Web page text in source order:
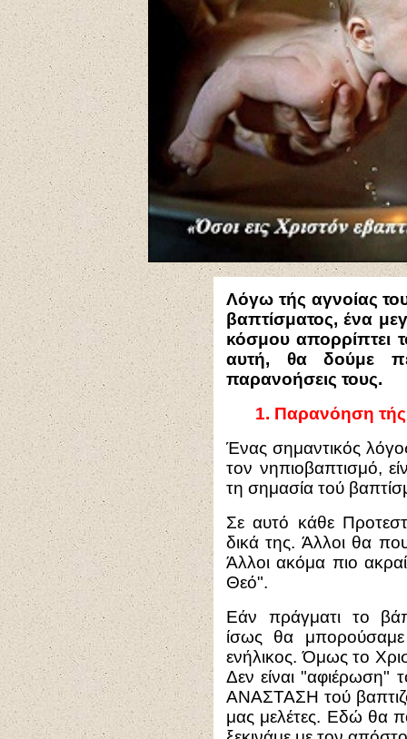
Λόγω τής αγνοίας
βαπτίσματος, ένα
κόσμου απορρίπτει
αυτή, θα δούμε
παρανοήσεις τους.
1. Παρανόηση τής
Ένας σημαντικός
τον νηπιοβαπτισμό,
τη σημασία τού
Σε αυτό κάθε
δικά της. Άλλοι θα
Άλλοι ακόμα πιο
Θεό".
Εάν πράγματι το
ίσως θα
ενήλικος. Όμως το
Δεν είναι
ΑΝΑΣΤΑΣΗ τού
μας μελέτες. Εδώ θα